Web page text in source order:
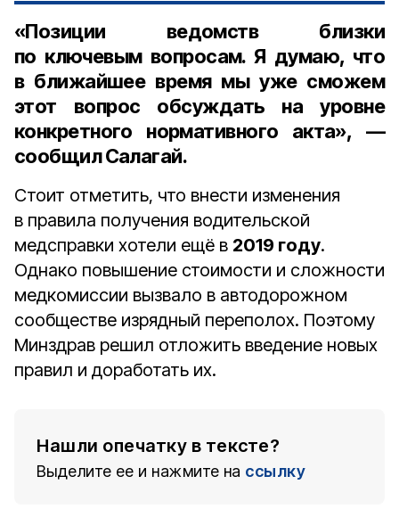
«Позиции ведомств близки
по ключевым вопросам. Я думаю, что
в ближайшее время мы уже сможем
этот вопрос обсуждать на уровне
конкретного нормативного акта», —
сообщил Салагай.
Стоит отметить, что внести изменения
в правила получения водительской
медсправки хотели ещё в 2019 году.
Однако повышение стоимости и сложности
медкомиссии вызвало в автодорожном
сообществе изрядный переполох. Поэтому
Минздрав решил отложить введение новых
правил и доработать их.
Нашли опечатку в тексте?
Выделите ее и нажмите на ссылку